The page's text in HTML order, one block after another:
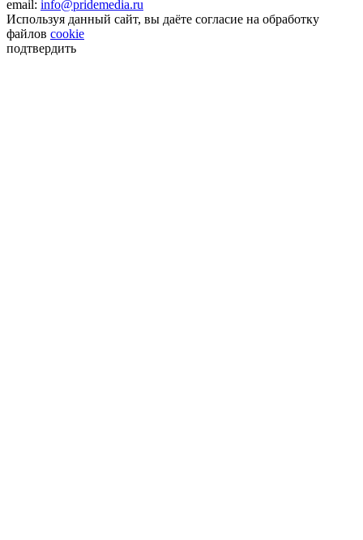
email: info@pridemedia.ru
Используя данный сайт, вы даёте согласие на обработку
файлов cookie
подтвердить